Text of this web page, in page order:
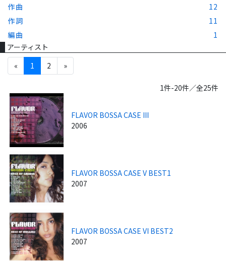
作曲
12
作詞
11
編曲
1
アーティスト
«
1 2 »
1件-20件／全25件
FLAVOR BOSSA CASE III
2006
FLAVOR BOSSA CASE V BEST1
2007
FLAVOR BOSSA CASE VI BEST2
2007